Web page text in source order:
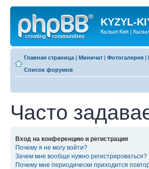
KYZYL-
Кызыл-Кия |
Главная страница | Миничат | Фотогалерея |
Список форумов
Часто
Вход на конференцию и регистрация
Почему я не могу войти?
Зачем мне вообще нужно регистрироваться?
Почему мне периодически приходится